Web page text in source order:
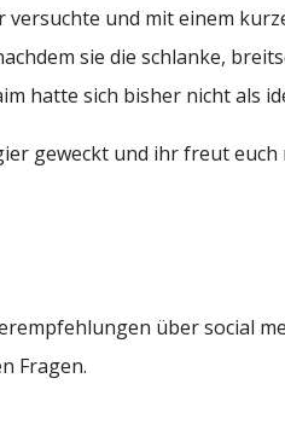
und mit einem
sie die schlanke,
hatte sich bisher nicht als
geweckt und ihr freut euch
über social
Fragen.